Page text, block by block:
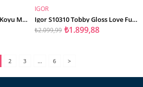
Igor S10271 Tobby Solid Koyu Mavi Günlük Erkek Çocuk Sandalet
SEPETE EKLE
IGOR
Igor S10310 Tobby Gloss Love Fuşya Günlük Kız Çocuk Sandalet
₺1.899,88
₺2.099,99
2 3 ... 6 >